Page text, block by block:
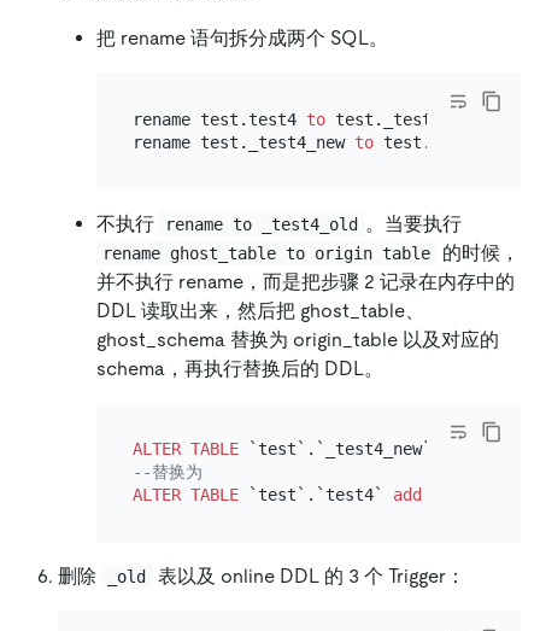
把 rename 语句拆分成两个 SQL。
rename test.test4 to test._test4_old;
rename test._test4_new to
不执行 rename to _test4_old 。当要执行
rename ghost_table to origin table
的时候，
并不执行 rename，而是把步骤 2 记录在内存中的
DDL 读取出来，然后把 ghost_table、
ghost_schema 替换为 origin_table 以及对应的
schema，再执行替换后的 DDL。
ALTER TABLE `test`.`_test4_new` column
--替换为
ALTER TABLE `test`.`test4` add
删除 _old 表以及 online DDL 的 3 个 Trigger：